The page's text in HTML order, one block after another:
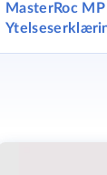
MasterRoc